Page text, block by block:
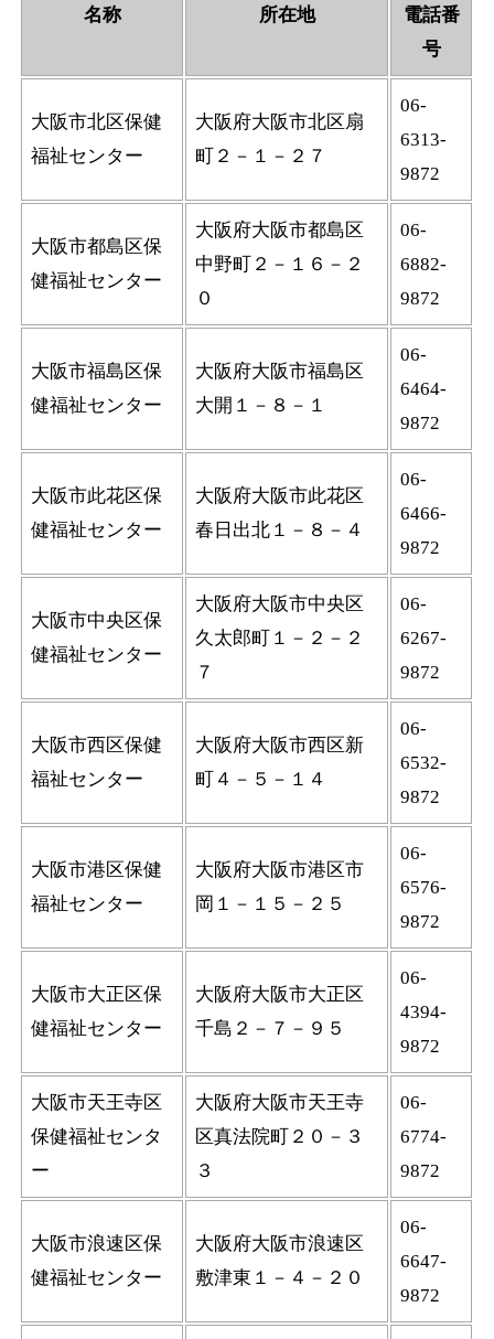
名称 所在地
電話番
号
大阪市北区保健
福祉センター
大阪府大阪市北区扇
町２－１－２７
06-
6313-
9872
大阪市都島区保
健福祉センター
大阪府大阪市都島区
中野町２－１６－２
０
06‐
6882‐
9872
大阪市福島区保
健福祉センター
大阪府大阪市福島区
大開１－８－１
06-
6464-
9872
大阪市此花区保
健福祉センター
大阪府大阪市此花区
春日出北１－８－４
06-
6466-
9872
大阪市中央区保
健福祉センター
大阪府大阪市中央区
久太郎町１－２－２
７
06-
6267-
9872
大阪市西区保健
福祉センター
大阪府大阪市西区新
町４－５－１４
06-
6532-
9872
大阪市港区保健
福祉センター
大阪府大阪市港区市
岡１－１５－２５
06-
6576-
9872
大阪市大正区保
健福祉センター
大阪府大阪市大正区
千島２－７－９５
06-
4394-
9872
大阪市天王寺区
保健福祉センタ
ー
大阪府大阪市天王寺
区真法院町２０－３
３
06-
6774-
9872
大阪市浪速区保
健福祉センター
大阪府大阪市浪速区
敷津東１－４－２０
06-
6647-
9872